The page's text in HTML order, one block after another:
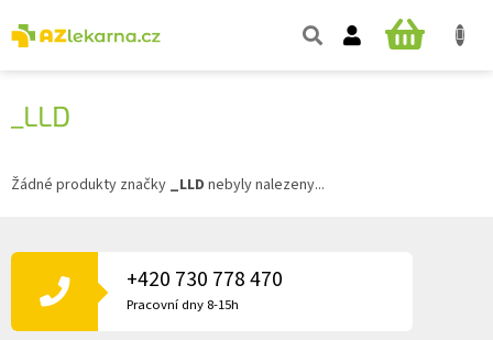
na
obsah
NÁKUPNÍ
_LLD
Žádné produkty značky _LLD nebyly nalezeny...
Á
T
+420 730 778 470
Pracovní dny 8-15h